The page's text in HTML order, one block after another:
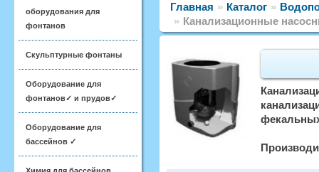
оборудования для
фонтанов
Скульптурные фонтаны
Оборудование для
фонтанов✓ и прудов✓
Оборудование для
бассейнов ✓
Главная » Каталог »
» Канализационные